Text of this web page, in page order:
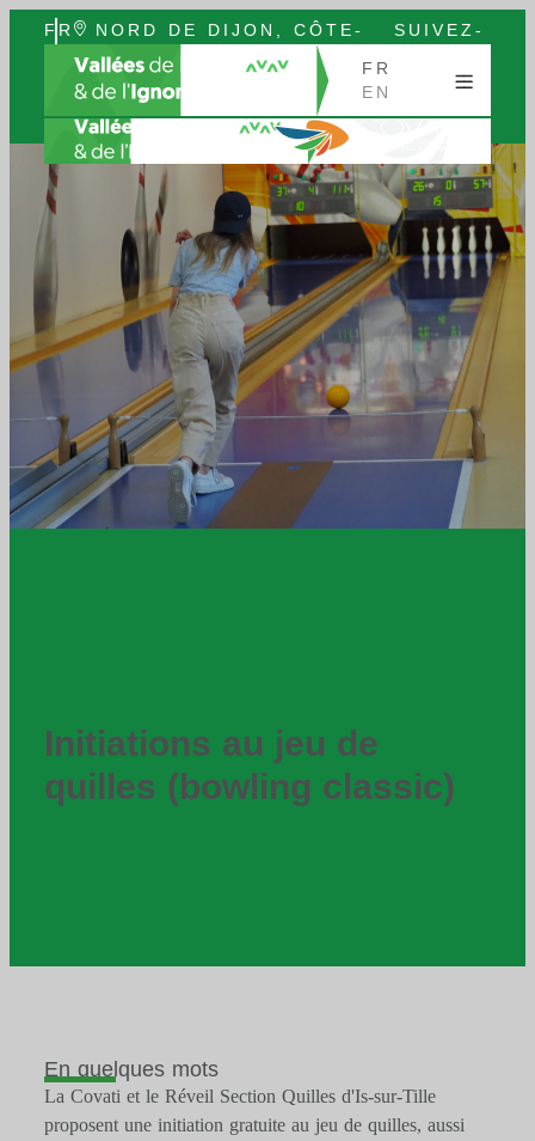
FR
EN
NORD DE DIJON, CÔTE-
D’OR, BOURGOGNE
SUIVEZ-
FR
EN
Initiations au jeu de
quilles (bowling classic)
En quelques mots
La Covati et le Réveil Section Quilles d'Is-sur-Tille
proposent une initiation gratuite au jeu de quilles, aussi